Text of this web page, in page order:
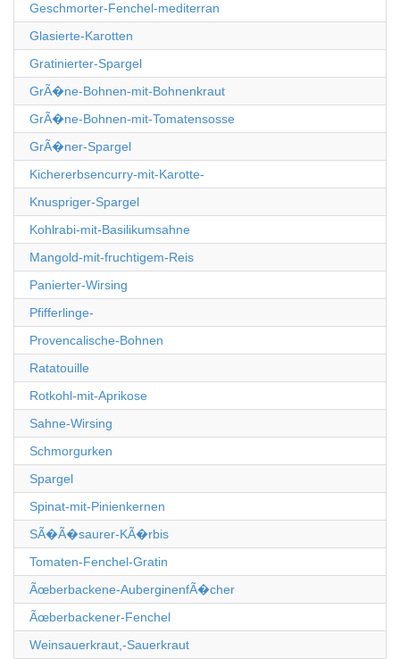
Geschmorter-Fenchel-mediterran
Glasierte-Karotten
Gratinierter-Spargel
GrÃ�ne-Bohnen-mit-Bohnenkraut
GrÃ�ne-Bohnen-mit-Tomatensosse
GrÃ�ner-Spargel
Kichererbsencurry-mit-Karotte-
Knuspriger-Spargel
Kohlrabi-mit-Basilikumsahne
Mangold-mit-fruchtigem-Reis
Panierter-Wirsing
Pfifferlinge-
Provencalische-Bohnen
Ratatouille
Rotkohl-mit-Aprikose
Sahne-Wirsing
Schmorgurken
Spargel
Spinat-mit-Pinienkernen
SÃ�Ã�saurer-KÃ�rbis
Tomaten-Fenchel-Gratin
Ãœberbackene-AuberginenfÃ�cher
Ãœberbackener-Fenchel
Weinsauerkraut,-Sauerkraut